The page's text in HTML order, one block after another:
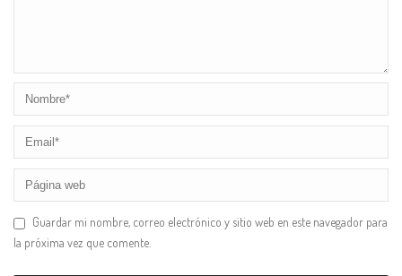
Guardar mi nombre, correo electrónico y sitio web en este navegador para
la próxima vez que comente.